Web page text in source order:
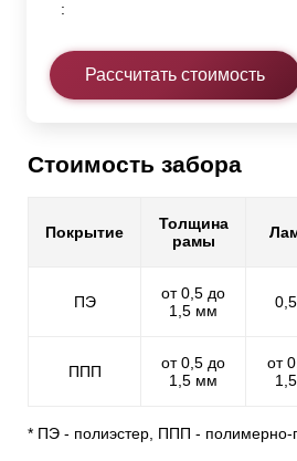
:
Рассчитать стоимость
Стоимость забора
Покрытие
Толщина
рамы
ПЭ
от 0,5 до
1,5 мм
ППП
от 0,5 до
1,5 мм
от
* ПЭ - полиэстер, ППП - полимерно-